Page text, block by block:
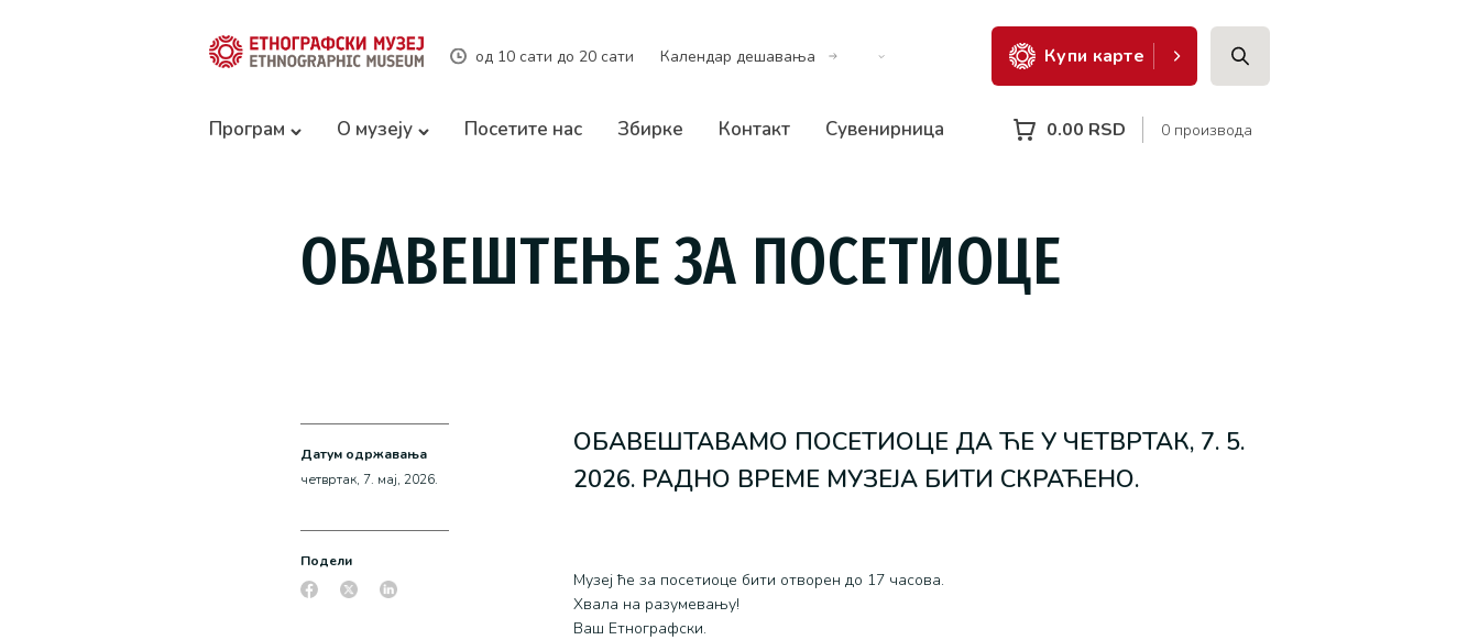
од 10 сати до 20 сати Календар дешавања Купи карте
Програм О музеју Посетите нас Збирке Контакт Сувенирница 0.00 RSD 0 производа
ОБАВЕШТЕЊЕ ЗА ПОСЕТИОЦЕ
Датум одржавања
четвртак, 7. мај, 2026.
Подели
ОБАВЕШТАВАМО ПОСЕТИОЦЕ ДА ЋЕ У ЧЕТВРТАК, 7. 5.
2026. РАДНО ВРЕМЕ МУЗЕЈА БИТИ СКРАЋЕНО.
Музеј ће за посетиоце бити отворен до 17 часова.
Хвала на разумевању!
Ваш Етнографски.